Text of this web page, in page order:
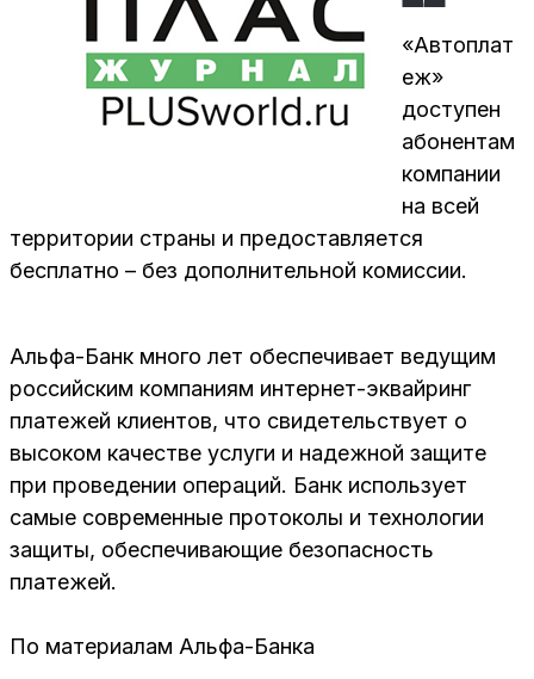
«Автоплат
еж»
доступен
абонентам
компании
на всей
территории страны и предоставляется
бесплатно – без дополнительной комиссии.
Альфа-Банк много лет обеспечивает ведущим
российским компаниям интернет-эквайринг
платежей клиентов, что свидетельствует о
высоком качестве услуги и надежной защите
при проведении операций. Банк использует
самые современные протоколы и технологии
защиты, обеспечивающие безопасность
платежей.
По материалам Альфа-Банка